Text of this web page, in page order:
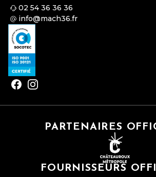
02 54 36 36 36
info@mach36.fr
PARTENAIRES
FOURNISSEURS